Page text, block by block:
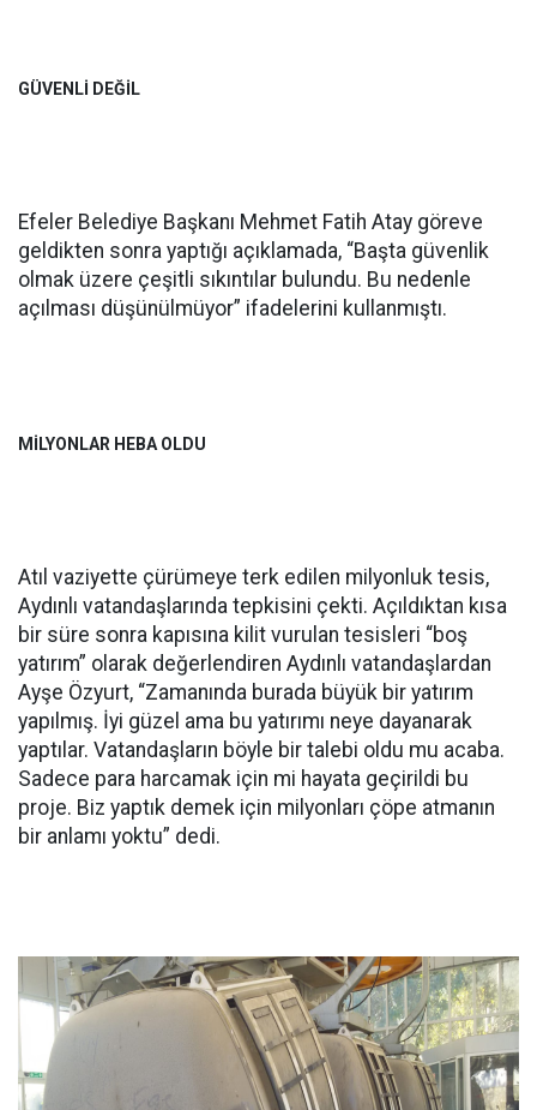
GÜVENLİ DEĞİL
Efeler Belediye Başkanı Mehmet Fatih Atay göreve
geldikten sonra yaptığı açıklamada, “Başta güvenlik
olmak üzere çeşitli sıkıntılar bulundu. Bu nedenle
açılması düşünülmüyor” ifadelerini kullanmıştı.
MİLYONLAR HEBA OLDU
Atıl vaziyette çürümeye terk edilen milyonluk tesis,
Aydınlı vatandaşlarında tepkisini çekti. Açıldıktan kısa
bir süre sonra kapısına kilit vurulan tesisleri “boş
yatırım” olarak değerlendiren Aydınlı vatandaşlardan
Ayşe Özyurt, “Zamanında burada büyük bir yatırım
yapılmış. İyi güzel ama bu yatırımı neye dayanarak
yaptılar. Vatandaşların böyle bir talebi oldu mu acaba.
Sadece para harcamak için mi hayata geçirildi bu
proje. Biz yaptık demek için milyonları çöpe atmanın
bir anlamı yoktu” dedi.